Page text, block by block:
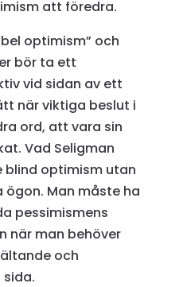
att föredra.
optimism” och
bör ta ett
vid sidan av ett
när viktiga beslut i
ord, att vara sin
Vad Seligman
blind optimism utan
Man måste ha
pessimismens
när man behöver
och